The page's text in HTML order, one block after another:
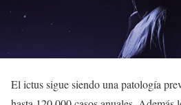
El ictus sigue siendo una patología